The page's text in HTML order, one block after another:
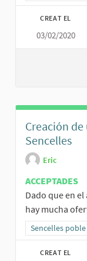
CREAT EL
03/02/2020
Creación
Sencelles
Eric
ACCEPTADES
Dado que en
hay mucha
Resultats al
Sencelles
CREAT EL